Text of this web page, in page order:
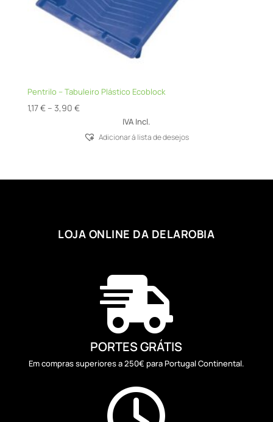
Pentrilo – Tabuleiro Plástico Ecoblock
1,17€ – 3,90 €Price
1,17 €
IVA Incl.
Adicionar á lista de desejos
LOJA ONLINE DA DELAROBIA

PORTES GRÁTIS
Em compras superiores a 250€ para Portugal Continental.